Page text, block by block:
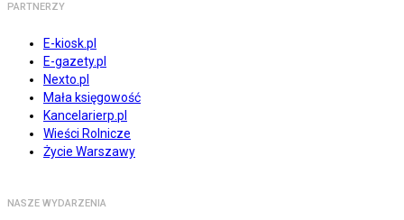
PARTNERZY
E-kiosk.pl
E-gazety.pl
Nexto.pl
Mała księgowość
Kancelarierp.pl
Wieści Rolnicze
Życie Warszawy
NASZE WYDARZENIA